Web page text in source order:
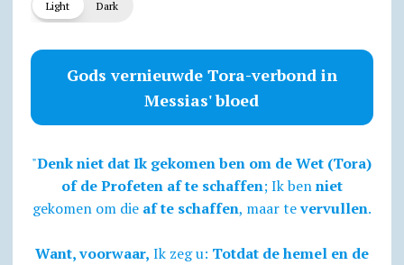
Light Dark
Gods vernieuwde Tora-verbond in
Messias' bloed
"Denk niet dat Ik gekomen ben om de Wet (Tora)
of de Profeten af te schaffen; Ik benniet
gekomen om die af te schaffen, maar tevervullen.
Want, voorwaar, Ik zeg u: Totdat de hemel en de